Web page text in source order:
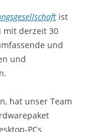
ist
mit derzeit 30
und
und
hat unser Team
PCs